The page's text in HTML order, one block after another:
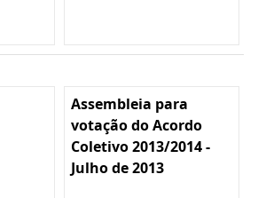
Assembleia para
votação do Acordo
Coletivo 2013/2014 -
Julho de 2013